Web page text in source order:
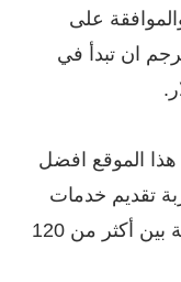
على
ان تبدأ في
الموقع افضل
تقديم خدمات
الترجمة، فهو موقع رائع ويتيح الترجمة بين أكثر من 120